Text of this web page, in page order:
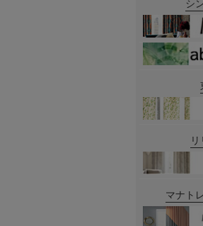
シ
マナト